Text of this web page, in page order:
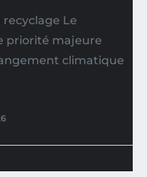
Le
priorité majeure
climatique